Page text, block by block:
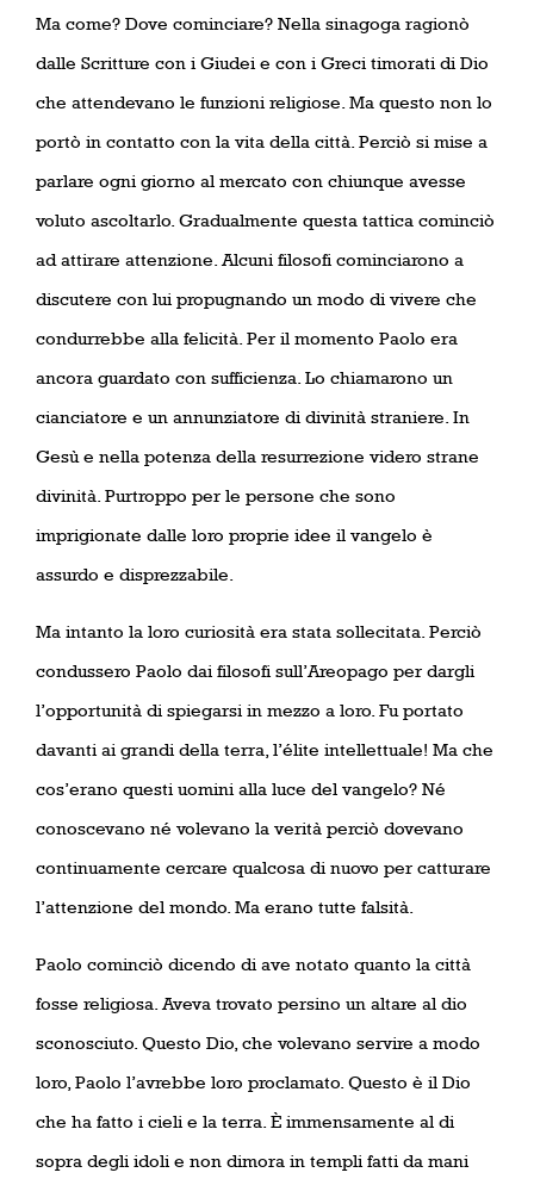
Ma come? Dove cominciare? Nella sinagoga ragionò
dalle Scritture con i Giudei e con i Greci timorati di Dio
che attendevano le funzioni religiose. Ma questo non lo
portò in contatto con la vita della città. Perciò si mise a
parlare ogni giorno al mercato con chiunque avesse
voluto ascoltarlo. Gradualmente questa tattica cominciò
ad attirare attenzione. Alcuni filosofi cominciarono a
discutere con lui propugnando un modo di vivere che
condurrebbe alla felicità. Per il momento Paolo era
ancora guardato con sufficienza. Lo chiamarono un
cianciatore e un annunziatore di divinità straniere. In
Gesù e nella potenza della resurrezione videro strane
divinità. Purtroppo per le persone che sono
imprigionate dalle loro proprie idee il vangelo è
assurdo e disprezzabile.
Ma intanto la loro curiosità era stata sollecitata. Perciò
condussero Paolo dai filosofi sull’Areopago per dargli
l’opportunità di spiegarsi in mezzo a loro. Fu portato
davanti ai grandi della terra, l’élite intellettuale! Ma che
cos’erano questi uomini alla luce del vangelo? Né
conoscevano né volevano la verità perciò dovevano
continuamente cercare qualcosa di nuovo per catturare
l’attenzione del mondo. Ma erano tutte falsità.
Paolo cominciò dicendo di ave notato quanto la città
fosse religiosa. Aveva trovato persino un altare al dio
sconosciuto. Questo Dio, che volevano servire a modo
loro, Paolo l’avrebbe loro proclamato. Questo è il Dio
che ha fatto i cieli e la terra. È immensamente al di
sopra degli idoli e non dimora in templi fatti da mani